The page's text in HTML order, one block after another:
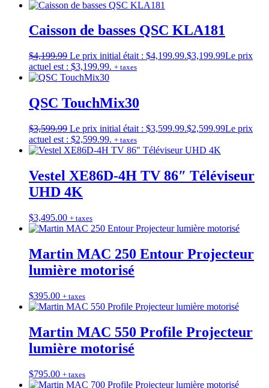
Caisson de basses QSC KLA181
$4,199.99 Le prix initial était : $4,199.99.$3,199.99Le prix
actuel est : $3,199.99. + taxes
QSC TouchMix30
$3,599.99 Le prix initial était : $3,599.99.$2,599.99Le prix
actuel est : $2,599.99. + taxes
Vestel XE86D-4H TV 86″ Téléviseur
UHD 4K
$3,495.00 + taxes
Martin MAC 250 Entour Projecteur
lumière motorisé
$395.00 + taxes
Martin MAC 550 Profile Projecteur
lumière motorisé
$795.00 + taxes